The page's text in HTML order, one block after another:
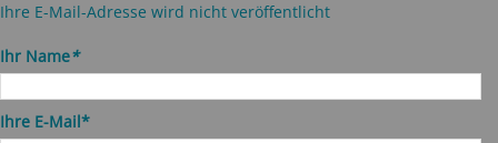
Ihre E-Mail-Adresse wird nicht veröffentlicht
Ihr Name*
Ihre E-Mail*